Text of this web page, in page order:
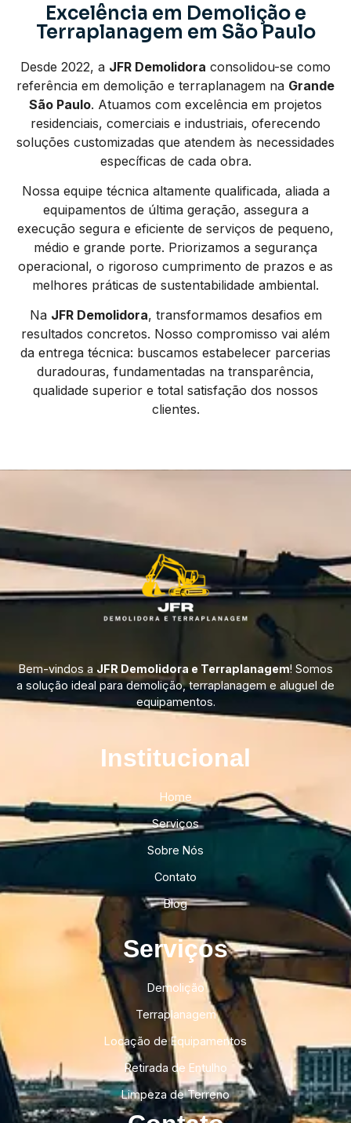
Excelência em Demolição e
Terraplanagem em São Paulo
Desde 2022, a JFR Demolidora consolidou-se como
referência em demolição e terraplanagem na Grande
São Paulo. Atuamos com excelência em projetos
residenciais, comerciais e industriais, oferecendo
soluções customizadas que atendem às necessidades
específicas de cada obra.
Nossa equipe técnica altamente qualificada, aliada a
equipamentos de última geração, assegura a
execução segura e eficiente de serviços de pequeno,
médio e grande porte. Priorizamos a segurança
operacional, o rigoroso cumprimento de prazos e as
melhores práticas de sustentabilidade ambiental.
Na JFR Demolidora, transformamos desafios em
resultados concretos. Nosso compromisso vai além
da entrega técnica: buscamos estabelecer parcerias
duradouras, fundamentadas na transparência,
qualidade superior e total satisfação dos nossos
clientes.
Bem-vindos a JFR Demolidora e Terraplanagem! Somos
a solução ideal para demolição, terraplanagem e aluguel de
equipamentos.
Institucional​
Home
Serviços
Sobre Nós
Contato
Blog
Serviços
Demolição
Terraplanagem
Locação de Equipamentos
Retirada de Entulho
Limpeza de Terreno